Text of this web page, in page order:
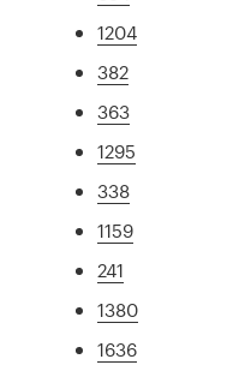
1204
382
363
1295
338
1159
241
1380
1636